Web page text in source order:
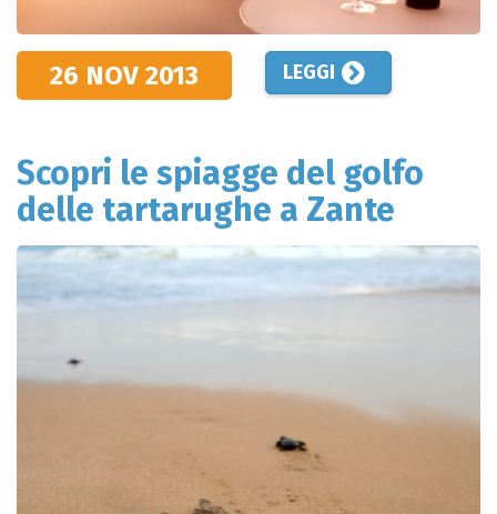
26 NOV 2013 LEGGI
Scopri le spiagge del golfo
delle tartarughe a Zante